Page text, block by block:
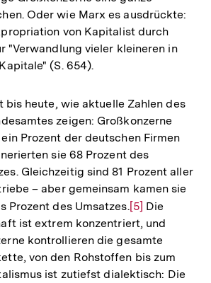
Oder wie Marx es ausdrückte:
von Kapitalist durch
"Verwandlung vieler kleineren in
(S. 654).
bis heute, wie aktuelle Zahlen des
zeigen: Großkonzerne
Prozent der deutschen Firmen
sie 68 Prozent des
Gleichzeitig sind 81 Prozent aller
– aber gemeinsam kamen sie
Prozent des Umsatzes.Zur
Auflösung
der
Fußnote
[5] Die
ist extrem konzentriert, und
kontrollieren die gesamte
von den Rohstoffen bis zum
ist zutiefst dialektisch: Die